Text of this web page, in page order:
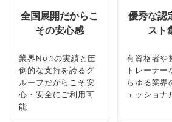
全国展開だからこ
その安心感
業界No.1の実績と圧
倒的な支持を誇るグ
ループだからこそ安
心・安全にご利用可
能
優秀な認
スト
有資格者や
トレーナー
らゆる業界
ェッショナ